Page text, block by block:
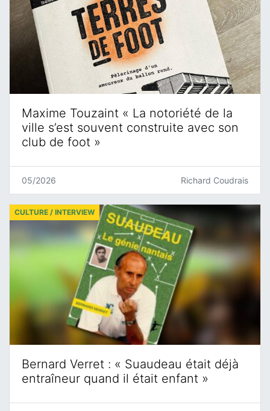
Maxime Touzaint « La notoriété de la
ville s’est souvent construite avec son
club de foot »
05/2026 Richard Coudrais
Bernard Verret : « Suaudeau était déjà
entraîneur quand il était enfant »
CULTURE / INTERVIEW